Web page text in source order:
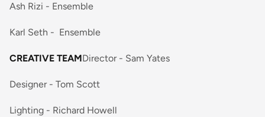
Ash Rizi - Ensemble
Karl Seth - Ensemble
CREATIVE TEAMDirector - Sam Yates
Designer - Tom Scott
Lighting - Richard Howell